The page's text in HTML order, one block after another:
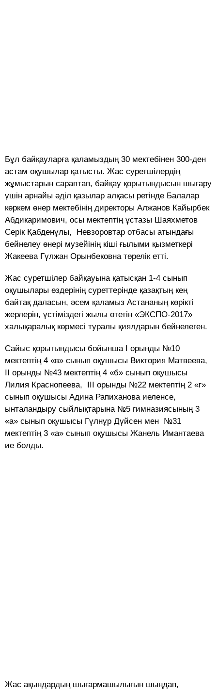
Бұл байқауларға қаламыздың 30 мектебінен 300-ден
астам оқушылар қатысты. Жас суретшілердің
жұмыстарын сараптап, байқау қорытындысын шығару
үшін арнайы әділ қазылар алқасы ретінде Балалар
көркем өнер мектебінің директоры Алжанов Кайырбек
Абдикаримович, осы мектептің ұстазы Шаяхметов
Серік Қабденұлы, Невзоровтар отбасы атындағы
бейнелеу өнері музейінің кіші ғылыми қызметкері
Жакеева Гүлжан Орынбековна төрелік етті.
Жас суретшілер байқауына қатысқан 1-4 сынып
оқушылары өздерінің суреттерінде қазақтың кең
байтақ даласын, әсем қаламыз Астананың көрікті
жерлерін, үстіміздегі жылы өтетін «ЭКСПО-2017»
халықаралық көрмесі туралы қиялдарын бейнелеген.
Сайыс қорытындысы бойынша І орынды №10
мектептің 4 «в» сынып оқушысы Виктория Матвеева,
ІІ орынды №43 мектептің 4 «б» сынып оқушысы
Лилия Краснопеева, ІІІ орынды №22 мектептің 2 «г»
сынып оқушысы Адина Рапиханова иеленсе,
ынталандыру сыйлықтарына №5 гимназиясының 3
«а» сынып оқушысы Гүлнұр Дүйсен мен №31
мектептің 3 «а» сынып оқушысы Жанель Имантаева
ие болды.
Жас ақындардың шығармашылығын шыңдап,